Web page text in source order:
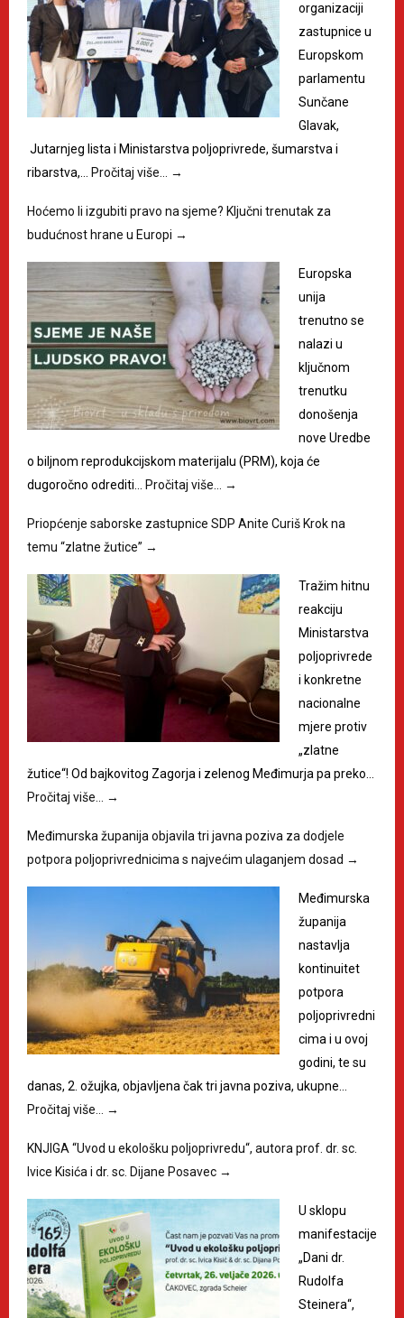
organizaciji
zastupnice u
Europskom
parlamentu
Sunčane
Glavak,
Jutarnjeg lista i Ministarstva poljoprivrede, šumarstva i
ribarstva,…
Pročitaj više… →
Hoćemo li izgubiti pravo na sjeme? Ključni trenutak za
budućnost hrane u Europi →
Europska
unija
trenutno se
nalazi u
ključnom
trenutku
donošenja
nove Uredbe
o biljnom reprodukcijskom materijalu (PRM), koja će
dugoročno odrediti…
Pročitaj više… →
Priopćenje saborske zastupnice SDP Anite Curiš Krok na
temu “zlatne žutice” →
Tražim hitnu
reakciju
Ministarstva
poljoprivrede
i konkretne
nacionalne
mjere protiv
„zlatne
žutice“! Od bajkovitog Zagorja i zelenog Međimurja pa preko…
Pročitaj više…
→
Međimurska županija objavila tri javna poziva za dodjele
potpora poljoprivrednicima s najvećim ulaganjem dosad →
Međimurska
županija
nastavlja
kontinuitet
potpora
poljoprivredni
cima i u ovoj
godini, te su
danas, 2. ožujka, objavljena čak tri javna poziva, ukupne…
Pročitaj više…
→
KNJIGA “Uvod u ekološku poljoprivredu“, autora prof. dr. sc.
Ivice Kisića i dr. sc. Dijane Posavec →
U sklopu
manifestacije
„Dani dr.
Rudolfa
Steinera“,